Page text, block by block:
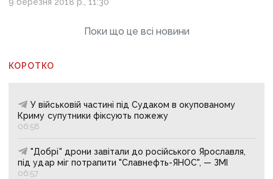
9 березня 2018 р., 11:30
Поки що це всі новини
КОРОТКО
У військовій частині під Судаком в окупованому
Криму супутники фіксують пожежу
06:58
"Добрі" дрони завітали до російського Ярославля,
під удар міг потрапити "Славнефть-ЯНОС", — ЗМІ
06:57